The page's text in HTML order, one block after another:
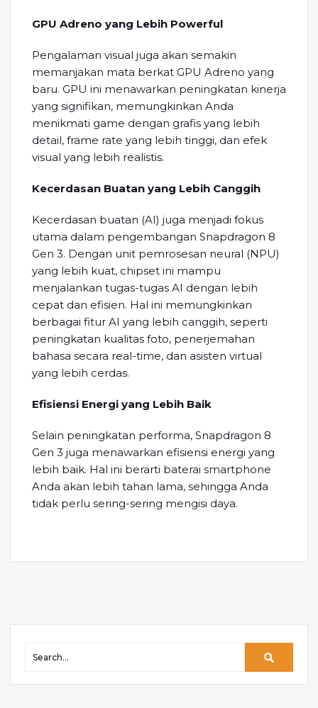
GPU Adreno yang Lebih Powerful
Pengalaman visual juga akan semakin
memanjakan mata berkat GPU Adreno yang
baru. GPU ini menawarkan peningkatan kinerja
yang signifikan, memungkinkan Anda
menikmati game dengan grafis yang lebih
detail, frame rate yang lebih tinggi, dan efek
visual yang lebih realistis.
Kecerdasan Buatan yang Lebih Canggih
Kecerdasan buatan (AI) juga menjadi fokus
utama dalam pengembangan Snapdragon 8
Gen 3. Dengan unit pemrosesan neural (NPU)
yang lebih kuat, chipset ini mampu
menjalankan tugas-tugas AI dengan lebih
cepat dan efisien. Hal ini memungkinkan
berbagai fitur AI yang lebih canggih, seperti
peningkatan kualitas foto, penerjemahan
bahasa secara real-time, dan asisten virtual
yang lebih cerdas.
Efisiensi Energi yang Lebih Baik
Selain peningkatan performa, Snapdragon 8
Gen 3 juga menawarkan efisiensi energi yang
lebih baik. Hal ini berarti baterai smartphone
Anda akan lebih tahan lama, sehingga Anda
tidak perlu sering-sering mengisi daya.